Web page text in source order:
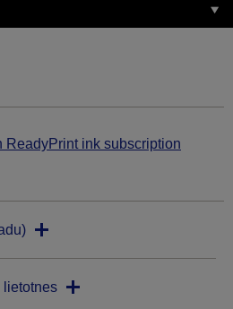
ReadyPrint ink subscription
lietotnes